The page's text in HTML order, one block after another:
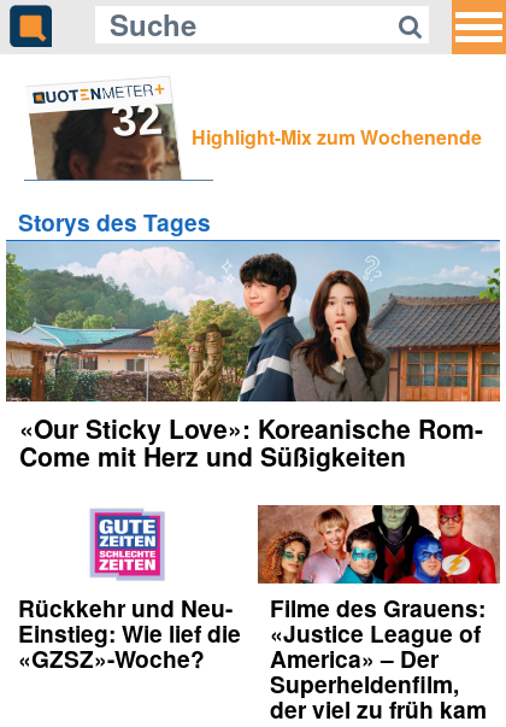
32 Highlight-Mix zum Wochenende
Storys des Tages
«Our Sticky Love»: Koreanische Rom-
Come mit Herz und Süßigkeiten
Rückkehr und Neu-
Einstieg: Wie lief die
«GZSZ»-Woche?
Filme des Grauens:
«Justice League of
America» – Der
Superheldenfilm,
der viel zu früh kam